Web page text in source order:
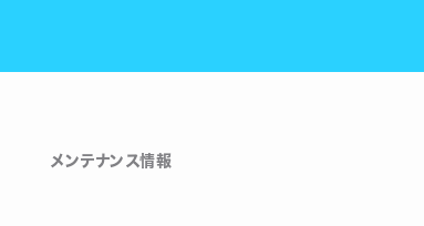
メンテナンス情報